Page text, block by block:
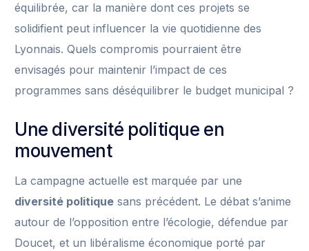
équilibrée, car la manière dont ces projets se
solidifient peut influencer la vie quotidienne des
Lyonnais. Quels compromis pourraient être
envisagés pour maintenir l’impact de ces
programmes sans déséquilibrer le budget municipal ?
Une diversité politique en
mouvement
La campagne actuelle est marquée par une
diversité politique sans précédent. Le débat s’anime
autour de l’opposition entre l’écologie, défendue par
Doucet, et un libéralisme économique porté par